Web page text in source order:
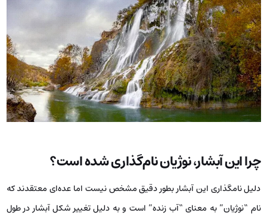
چرا این آبشار، نوژیان نام‌گذاری شده است؟
دلیل نامگذاری این آبشار بطور دقیق مشخص نیست اما عده‌ای معتقدند که
نام “نوژیان” به معنای “آب زنده” است و به دلیل تغییر شکل آبشار در طول